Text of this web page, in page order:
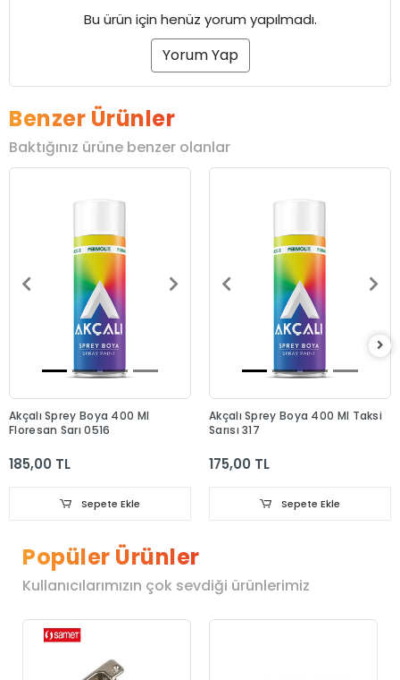
Bu ürün için henüz yorum yapılmadı.
Yorum Yap
Benzer Ürünler
Baktığınız ürüne benzer olanlar
Akçalı Sprey Boya 400 Ml
Floresan Sarı 0516
185,00 TL
Sepete Ekle
Akçalı Sprey Boya 400 Ml Taksi
Sarısı 317
175,00 TL
Sepete Ekle
Popüler Ürünler
Kullanıcılarımızın çok sevdiği ürünlerimiz